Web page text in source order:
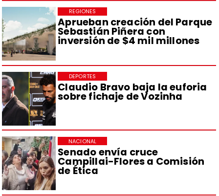
Aprueban creación del Parque
Sebastián Piñera con
inversión de $4 mil millones
REGIONES
Claudio Bravo baja la euforia
sobre fichaje de Vozinha
DEPORTES
Senado envía cruce
Campillai-Flores a Comisión
de Ética
NACIONAL